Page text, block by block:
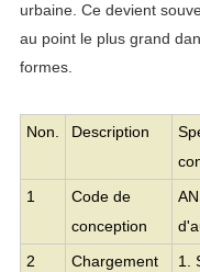
urbaine. Ce devient
au point le plus grand
formes.
Non. Description
1
Code de
conception
2
Chargement
1.